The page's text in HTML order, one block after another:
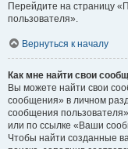
Перейдите на страницу
пользователя».
Вернуться к началу
Как мне найти свои
Вы можете найти свои
сообщения» в личном
сообщения
или по ссылке «Ваши
Чтобы найти созданные